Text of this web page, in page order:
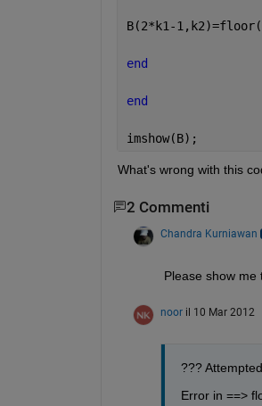
B(2*k1-
end
end
imshow(B);
What's wrong with this
2 Commenti
Chandra Kurniawan
Please show me
noor il 10 Mar 2012
???
Error in ==>